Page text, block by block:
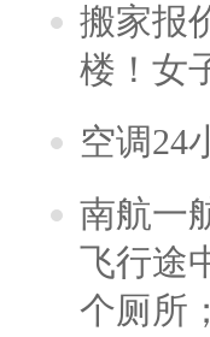
搬家报
楼！女
空调24
南航一
飞行途
个厕所